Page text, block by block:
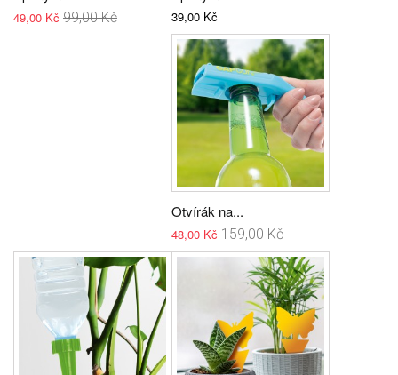
49,00 Kč 99,00 Kč 39,00 Kč
Otvírák na...
48,00 Kč 159,00 Kč